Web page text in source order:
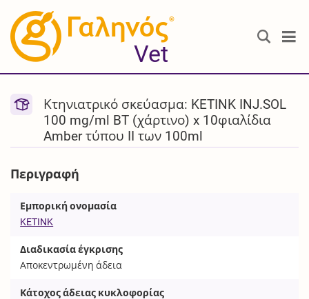
®
Vet
Κτηνιατρικό σκεύασμα: KETINK INJ.SOL
100 mg/ml BT (χάρτινο) x 10φιαλίδια
Amber τύπου II των 100ml
Περιγραφή
Εμπορική ονομασία
KETINK
Διαδικασία έγκρισης
Αποκεντρωμένη άδεια
Κάτοχος άδειας κυκλοφορίας